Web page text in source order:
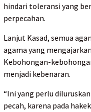
hindari toleransi yang
perpecahan.
Lanjut Kasad, semua
agama yang
Kebohongan-
menjadi kebenaran.
“Ini yang perlu
pecah, karena pada